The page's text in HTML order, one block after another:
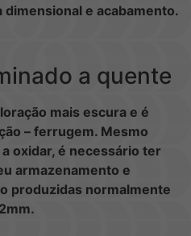
e acabamento.
a quente
mais escura e é
– ferrugem. Mesmo
oxidar, é necessário ter
armazenamento e
produzidas normalmente